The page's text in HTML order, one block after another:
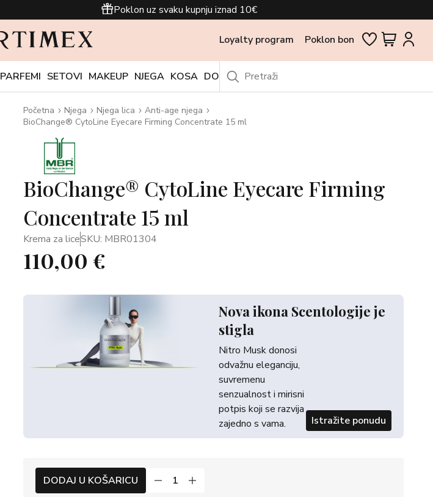
Poklon uz svaku kupnju iznad 10€
Loyalty program Poklon bon
PARFEMI SETOVI MAKEUP NJEGA KOSA DODACI OUTLET
Početna Njega Njega lica
Anti-age njega
BioChange® CytoLine Eyecare Firming Concentrate 15 ml
BioChange® CytoLine Eyecare Firming
Concentrate 15 ml
Krema za liceSKU: MBR01304
110,00 €
Nova ikona Scentologije je
stigla
Nitro Musk donosi
odvažnu eleganciju,
suvremenu
senzualnost i mirisni
potpis koji se razvija
zajedno s vama.
Istražite ponudu
DODAJ U KOŠARICU